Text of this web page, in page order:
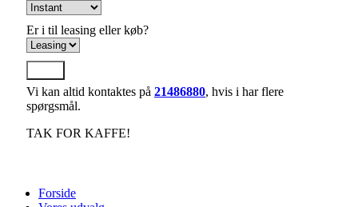
Er i til leasing eller køb?
Vi kan altid kontaktes på 21486880, hvis i har flere
spørgsmål.
TAK FOR KAFFE!
Forside